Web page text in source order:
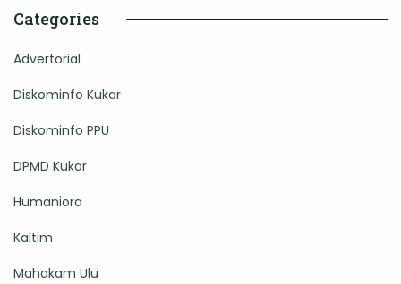
Categories
Advertorial
Diskominfo Kukar
Diskominfo PPU
DPMD Kukar
Humaniora
Kaltim
Mahakam Ulu